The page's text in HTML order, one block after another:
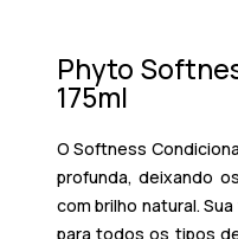
Phyto
175ml
OSoftness
profunda, deixando
com brilho natural.
para todos os tipos